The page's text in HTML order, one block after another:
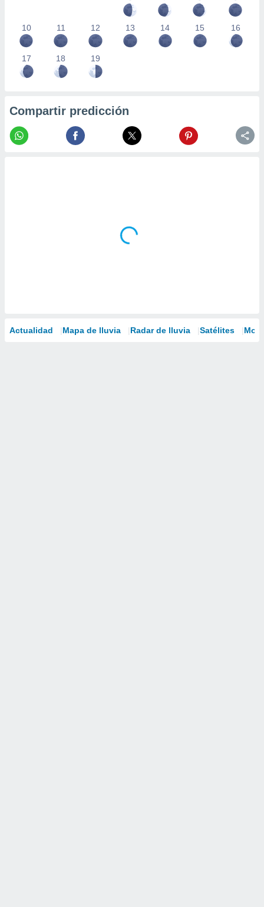
10 11 12 13 14 15 16
17 18 19
Compartir predicción
Actualidad Mapa de lluvia Radar de lluvia Satélites